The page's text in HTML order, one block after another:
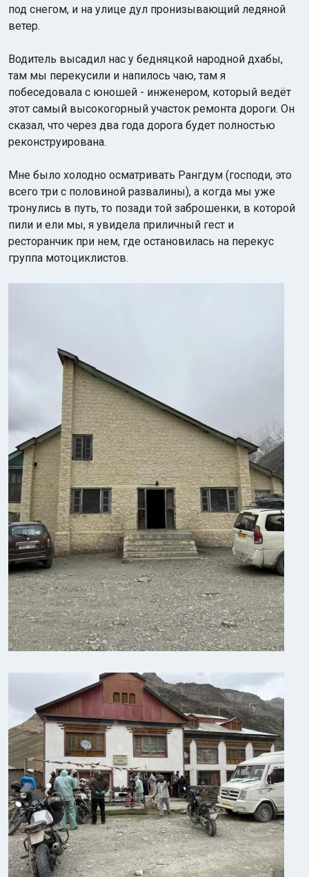
под снегом, и на улице дул пронизывающий ледяной
ветер.
Водитель высадил нас у бедняцкой народной дхабы,
там мы перекусили и напилось чаю, там я
побеседовала с юношей - инженером, который ведёт
этот самый высокогорный участок ремонта дороги. Он
сказал, что через два года дорога будет полностью
реконструирована.
Мне было холодно осматривать Рангдум (господи, это
всего три с половиной развалины), а когда мы уже
тронулись в путь, то позади той заброшенки, в которой
пили и ели мы, я увидела приличный гест и
ресторанчик при нем, где остановилась на перекус
группа мотоциклистов.